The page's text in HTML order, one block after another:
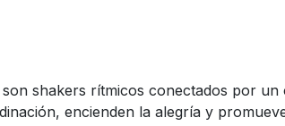
shakers rítmicos conectados por un
encienden la alegría y